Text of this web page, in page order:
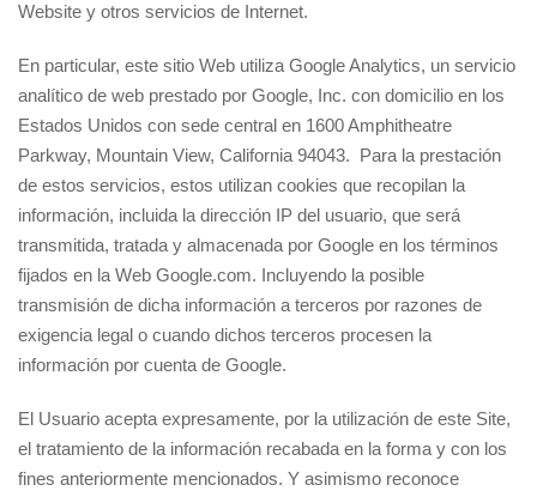
Website y otros servicios de Internet.
En particular, este sitio Web utiliza Google Analytics, un servicio
analítico de web prestado por Google, Inc. con domicilio en los
Estados Unidos con sede central en 1600 Amphitheatre
Parkway, Mountain View, California 94043. Para la prestación
de estos servicios, estos utilizan cookies que recopilan la
información, incluida la dirección IP del usuario, que será
transmitida, tratada y almacenada por Google en los términos
fijados en la Web Google.com. Incluyendo la posible
transmisión de dicha información a terceros por razones de
exigencia legal o cuando dichos terceros procesen la
información por cuenta de Google.
El Usuario acepta expresamente, por la utilización de este Site,
el tratamiento de la información recabada en la forma y con los
fines anteriormente mencionados. Y asimismo reconoce